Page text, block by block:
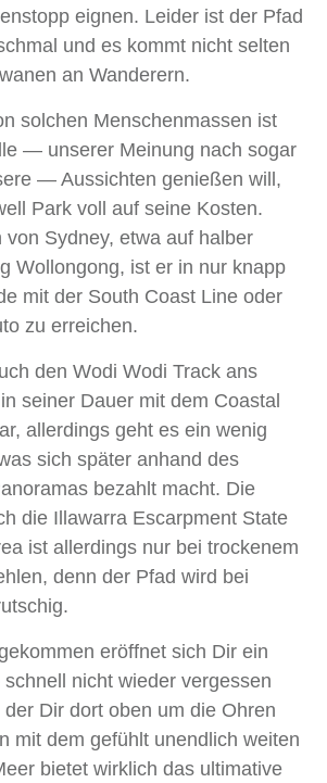
eignen. Leider ist der Pfad
und es kommt nicht selten
an Wanderern.
solchen Menschenmassen ist
— unserer Meinung nach sogar
— Aussichten genießen will,
Park voll auf seine Kosten.
von Sydney, etwa auf halber
Wollongong, ist er in nur knapp
mit der South Coast Line oder
zu erreichen.
den Wodi Wodi Track ans
seiner Dauer mit dem Coastal
allerdings geht es ein wenig
sich später anhand des
bezahlt macht. Die
die Illawarra Escarpment State
ist allerdings nur bei trockenem
denn der Pfad wird bei
eröffnet sich Dir ein
nicht wieder vergessen
Dir dort oben um die Ohren
mit dem gefühlt unendlich weiten
bietet wirklich das ultimative